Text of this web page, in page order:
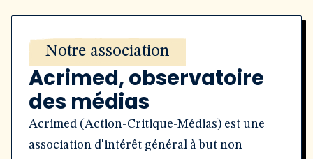
Notre association
Acrimed, observatoire
des médias
Acrimed (Action-Critique-Médias) est une
association d'intérêt général à but non